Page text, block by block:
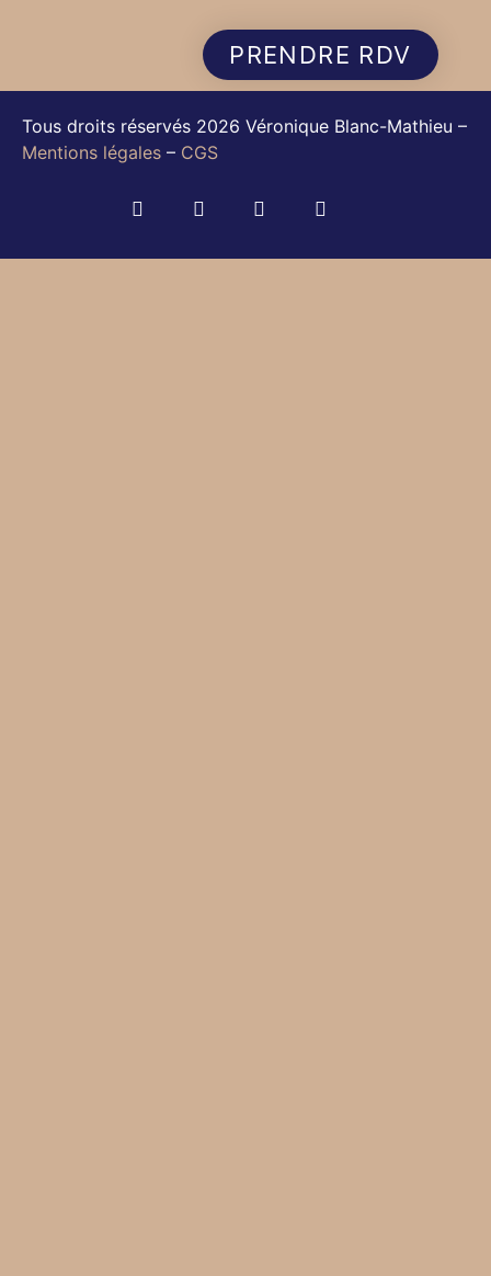
PRENDRE RDV
Tous droits réservés 2026 Véronique Blanc-Mathieu –
Mentions légales – CGS